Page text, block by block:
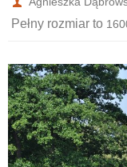
Pełny rozmiar to